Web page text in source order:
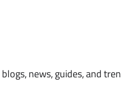
news, guides, and